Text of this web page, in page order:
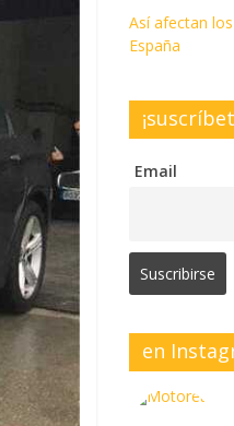
Así afectan
España
Email
en